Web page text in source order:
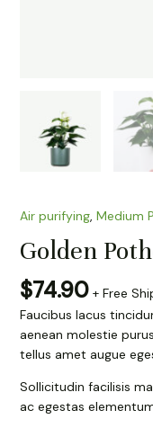
Air purifying, Medium
Golden
$74.90 + Free
Faucibus lacus
aenean molestie
tellus amet augue
Sollicitudin facilisis
ac egestas